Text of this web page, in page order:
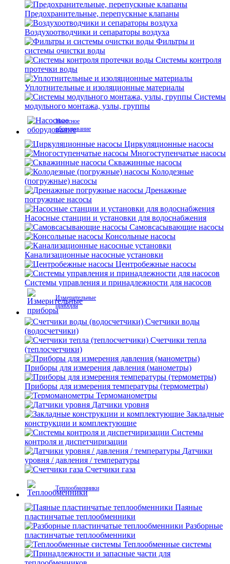
Предохранительные, перепускные клапаны
Воздухоотводчики и сепараторы воздуха
Фильтры и
системы очистки воды
Системы контроля
протечки воды
Уплотнительные и изоляционные материалы
Системы
модульного монтажа, узлы, группы
Насосное
оборудование
Циркуляционные насосы
Многоступенчатые насосы
Скважинные насосы
Колодезные
(погружные) насосы
Дренажные
погружные насосы
Насосные станции и установки для водоснабжения
Самовсасывающие насосы
Консольные насосы
Канализационные насосные установки
Центробежные насосы
Системы управления и принадлежности для насосов
Измерительные
приборы
Счетчики воды
(водосчетчики)
Счетчики тепла
(теплосчетчики)
Приборы для измерения давления (манометры)
Приборы для измерения температуры (термометры)
Термоманометры
Датчики уровня
Закладные
конструкции и комплектующие
Системы
контроля и диспетчиризации
Датчики
уровня / давления / температуры
Счетчики газа
Теплообменники
Паяные
пластинчатые теплообменники
Разборные
пластинчатые теплообменники
Теплообменные системы